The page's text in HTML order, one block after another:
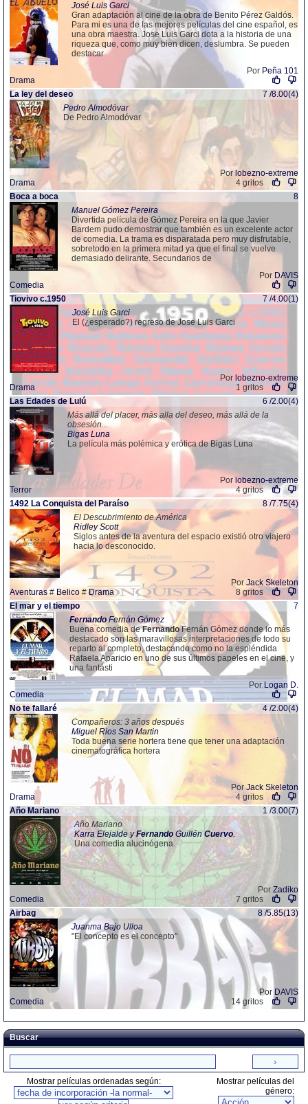
José Luis Garci
Gran adaptación al cine de la obra de Benito Pérez Galdós.
Para mi es una de las mejores películas del cine español, es
una obra maestra. Jose Luis Garci dota a la historia de una
riqueza que, como muy bien dicen, deslumbra. Se pueden
destacar
Por Peña 101
Drama
La ley del deseo
7 /8.00(4)
Pedro Almodóvar
De Pedro Almodóvar
Por lobezno-extreme
Drama
4 gritos
Boca a boca
8
Manuel Gómez Pereira
Divertida película de Gómez Pereira en la que Javier
Bardem pudo demostrar que también es un excelente actor
de comedia. La trama es disparatada pero muy disfrutable,
sobretodo en la primera mitad ya que el final se vuelve
demasiado delirante. Secundarios de
Por DAVIS
Comedia
Tiovivo c.1950
7 /4.00(1)
José Luis Garci
El (¿esperado?) regreso de Jose Luis Garci
Por lobezno-extreme
Drama
1 gritos
Las Edades de Lulú
6 /2.00(4)
Más allá del placer, más alla del deseo, más allá de la
obsesión...
Bigas Luna
La película más polémica y erótica de Bigas Luna
Por lobezno-extreme
Terror
4 gritos
1492 La Conquista del Paraíso
8 /7.75(4)
El Descubrimiento de América
Ridley Scott
Siglos antes de la aventura del espacio existió otro viajero
hacia lo desconocido.
Por Jack Skeleton
Aventuras#Belico #Drama
8 gritos
El mar y el tiempo
7
Fernando Fernán Gómez
Buena comedia deFernandoFernán Gómez donde lo más
destacado son las maravillosas interpretaciones de todo su
reparto al completo, destacando como no la espléndida
Rafaela Aparicio en uno de sus últimos papeles en el cine, y
una fantásti
PorLogan D.
Comedia
No te fallaré
4 /2.00(4)
Compañeros: 3 años después
Miguel Rios San Martin
Toda buena serie hortera tiene que tener una adaptación
cinematográfica hortera
PorJack Skeleton
Drama
4 gritos
Año Mariano
1 /3.00(7)
Año Mariano
Karra Elejalde yFernando GuillénCuervo.
Una comedia alucinógena.
Por Zadiko
Comedia
7 gritos
Airbag
8 /5.85(13)
Juanma Bajo Ulloa
"El concepto es el concepto"
Por DAVIS
Comedia
14 gritos
Buscar
Mostrar películas ordenadas según:
Mostrar películas del
género: